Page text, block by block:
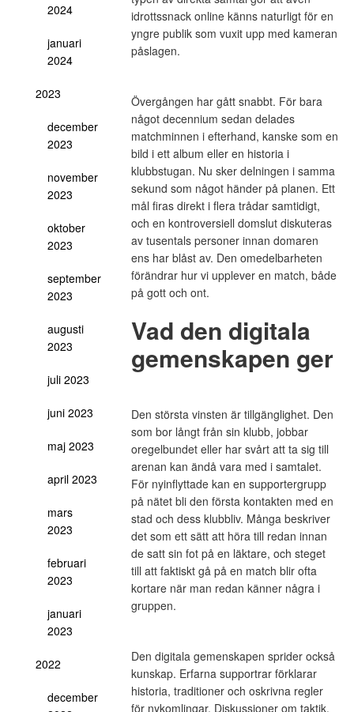
2024
januari
2024
2023
december
2023
november
2023
oktober
2023
september
2023
augusti
2023
juli 2023
juni 2023
maj 2023
april 2023
mars
2023
februari
2023
januari
2023
2022
december
idrottssnack online känns naturligt för en
yngre publik som vuxit upp med kameran
påslagen.
Övergången har gått snabbt. För bara
något decennium sedan delades
matchminnen i efterhand, kanske som en
bild i ett album eller en historia i
klubbstugan. Nu sker delningen i samma
sekund som något händer på planen. Ett
mål firas direkt i flera trådar samtidigt,
och en kontroversiell domslut diskuteras
av tusentals personer innan domaren
ens har blåst av. Den omedelbarheten
förändrar hur vi upplever en match, både
på gott och ont.
Vad den digitala
gemenskapen ger
Den största vinsten är tillgänglighet. Den
som bor långt från sin klubb, jobbar
oregelbundet eller har svårt att ta sig till
arenan kan ändå vara med i samtalet.
För nyinflyttade kan en supportergrupp
på nätet bli den första kontakten med en
stad och dess klubbliv. Många beskriver
det som ett sätt att höra till redan innan
de satt sin fot på en läktare, och steget
till att faktiskt gå på en match blir ofta
kortare när man redan känner några i
gruppen.
Den digitala gemenskapen sprider också
kunskap. Erfarna supportrar förklarar
historia, traditioner och oskrivna regler
för nykomlingar. Diskussioner om taktik,